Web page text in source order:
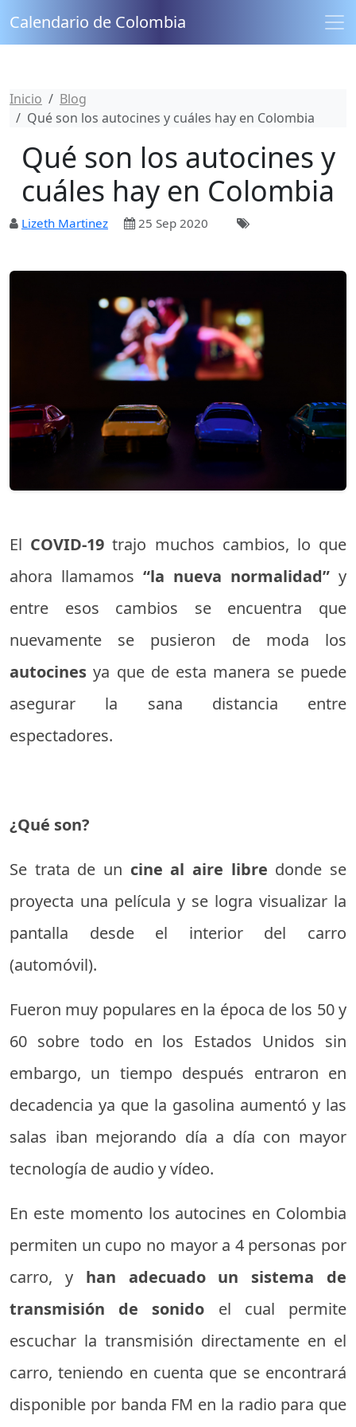
Calendario de Colombia
Inicio
Blog
Qué son los autocines y cuáles hay en Colombia
Qué son los autocines y
cuáles hay en Colombia
Lizeth Martinez 25 Sep 2020
El COVID-19 trajo muchos cambios, lo que
ahora llamamos “la nueva normalidad” y
entre esos cambios se encuentra que
nuevamente se pusieron de moda los
autocines ya que de esta manera se puede
asegurar la sana distancia entre
espectadores.
¿Qué son?
Se trata de un cine al aire libre donde se
proyecta una película y se logra visualizar la
pantalla desde el interior del carro
(automóvil).
Fueron muy populares en la época de los 50 y
60 sobre todo en los Estados Unidos sin
embargo, un tiempo después entraron en
decadencia ya que la gasolina aumentó y las
salas iban mejorando día a día con mayor
tecnología de audio y vídeo.
En este momento los autocines en Colombia
permiten un cupo no mayor a 4 personas por
carro, y han adecuado un sistema de
transmisión de sonido el cual permite
escuchar la transmisión directamente en el
carro, teniendo en cuenta que se encontrará
disponible por banda FM en la radio para que